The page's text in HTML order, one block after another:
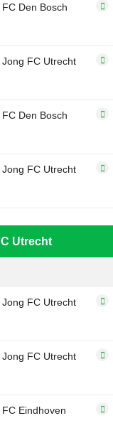
FC Den Bosch
Jong FC Utrecht
FC Den Bosch
Jong FC Utrecht
Utrecht
Jong FC Utrecht
Jong FC Utrecht
FC Eindhoven